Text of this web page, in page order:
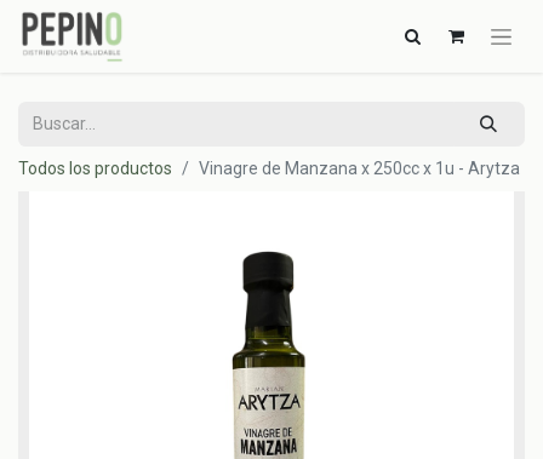
Todos los productos Vinagre de Manzana x 250cc x 1u - Arytza